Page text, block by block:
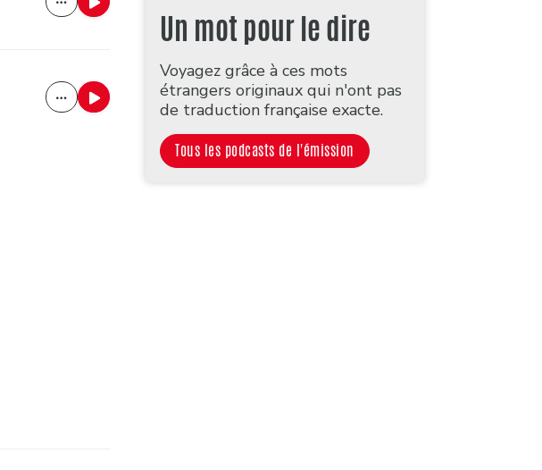
Un mot pour le dire
Voyagez grâce à ces mots
étrangers originaux qui n'ont pas
de traduction française exacte.
Tous les podcasts de l'émission